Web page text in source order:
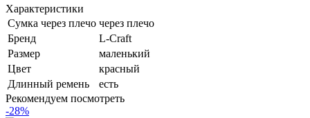
Характеристики
Сумка через плечо через плечо
Бренд
L-Craft
Размер
маленький
Цвет
красный
Длинный ремень
есть
Рекомендуем посмотреть
-28%